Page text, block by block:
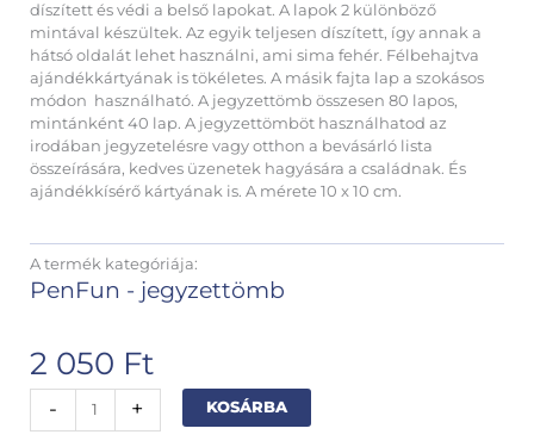
díszített és védi a belső lapokat. A lapok 2 különböző
mintával készültek. Az egyik teljesen díszített, így annak a
hátsó oldalát lehet használni, ami sima fehér. Félbehajtva
ajándékkártyának is tökéletes. A másik fajta lap a szokásos
módon használható. A jegyzettömb összesen 80 lapos,
mintánként 40 lap. A jegyzettömböt használhatod az
irodában jegyzetelésre vagy otthon a bevásárló lista
összeírására, kedves üzenetek hagyására a családnak. És
ajándékkísérő kártyának is. A mérete 10 x 10 cm.
A termék kategóriája:
PenFun - jegyzettömb
2 050 Ft
-
jegyzettömb
+ KOSÁRBA